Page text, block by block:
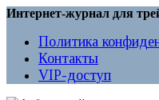
Интернет-журнал для
Политика
Контакты
VIP-доступ